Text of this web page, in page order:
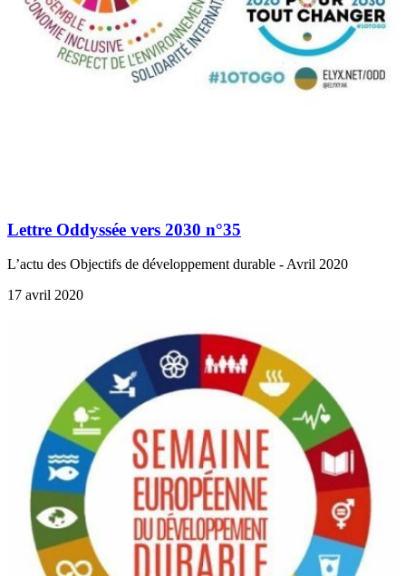
Lettre Oddyssée vers 2030 n°35
L’actu des Objectifs de développement durable - Avril 2020
17 avril 2020